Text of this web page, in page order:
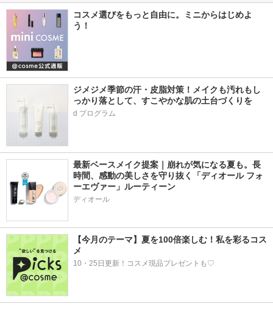
コスメ選びをもっと自由に。ミニからはじめよ
う！
ジメジメ季節の汗・皮脂対策！メイクも汚れもし
っかり落として、すこやかな肌の土台づくりを
d プログラム
最新ベースメイク提案｜崩れが気になる夏も。長
時間、感動の美しさを守り抜く「ディオール フォ
ーエヴァー」ルーティーン
ディオール
【今月のテーマ】夏を100倍楽しむ！私を彩るコス
メ
10・25日更新！コスメ現品プレゼントも♡